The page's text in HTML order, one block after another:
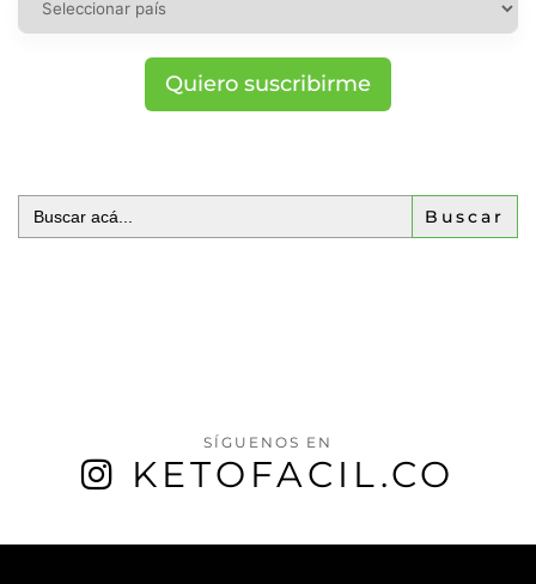
Quiero suscribirme
Buscar:
SÍGUENOS EN
KETOFACIL.CO